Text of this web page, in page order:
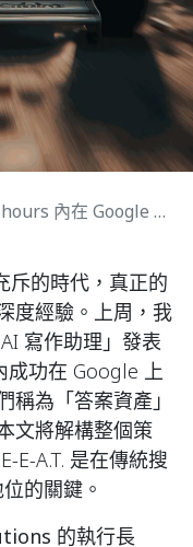
上排名第一：GAIO 產品評論的完整藍圖
斥的時代，真正的
度經驗。上周，我
寫作助理」發表
成功在 Google 上
為「答案資產」
文將解構整個策
E-A.T. 是在傳統搜
的關鍵。
的執行長